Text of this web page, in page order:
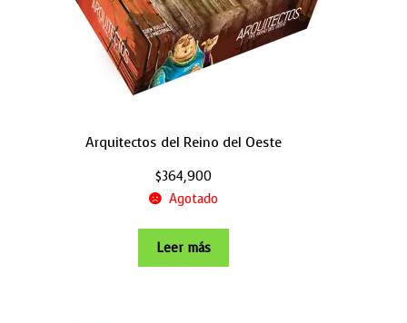
Arquitectos del Reino del Oeste
$364,900
Agotado
Leer más